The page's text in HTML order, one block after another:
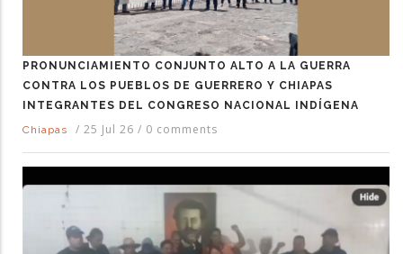
PRONUNCIAMIENTO CONJUNTO ALTO A LA GUERRA
CONTRA LOS PUEBLOS DE GUERRERO Y CHIAPAS
INTEGRANTES DEL CONGRESO NACIONAL INDÍGENA
Chiapas
/ 25 Jul 26 / 0 comments